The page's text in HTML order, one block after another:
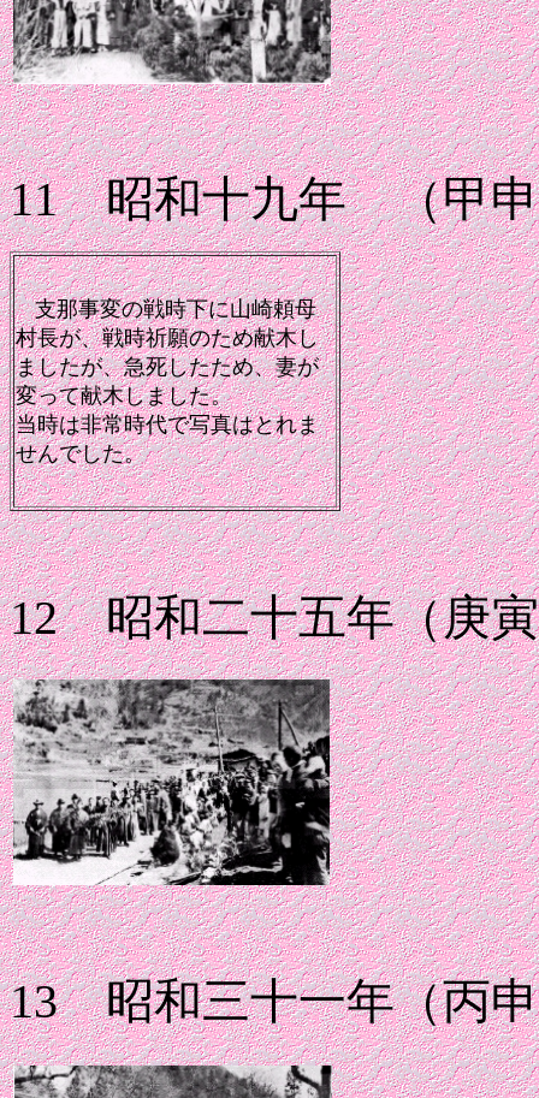
11 昭和十九年 （甲
支那事変の戦時下に山崎頼母
村長が、戦時祈願のため献木し
ましたが、急死したため、妻が
変って献木しました。
当時は非常時代で写真はとれま
せんでした。
12 昭和二十五年（
13 昭和三十一年（